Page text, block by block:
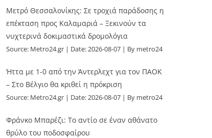
Μετρό Θεσσαλονίκης: Σε τροχιά παράδοσης η
επέκταση προς Καλαμαριά – Ξεκινούν τα
νυχτερινά δοκιμαστικά δρομολόγια
Source: Metro24.gr Date: 2026-08-07 By metro24
Ήττα με 1-0 από την Άντερλεχτ για τον ΠΑΟΚ
– Στο Βέλγιο θα κριθεί η πρόκριση
Source: Metro24.gr Date: 2026-08-07 By metro24
Φράνκο Μπαρέζι: Το αντίο σε έναν αθάνατο
θρύλο του ποδοσφαίρου